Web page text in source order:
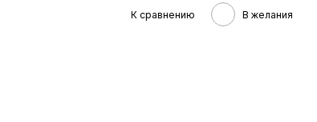
К сравнению В желания